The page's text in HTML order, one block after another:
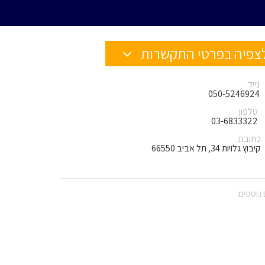
בפרטי התקשרות
נייד
050-5246924
טלפון
03-6833322
כתובת
קיבוץ גלויות 34, תל אביב 66550